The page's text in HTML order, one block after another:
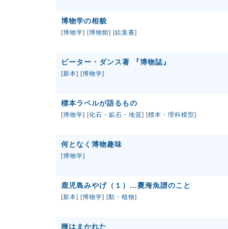
博物学の相貌
[博物学] [博物館] [絵葉書]
ピーター・ダンス著 『博物誌』
[新本] [博物学]
標本ラベルが語るもの
[博物学] [化石・鉱石・地質] [標本・理科模型]
何となく博物趣味
[博物学]
鹿児島みやげ（１）…麑海魚譜のこと
[新本] [博物学] [動・植物]
種はまかれた